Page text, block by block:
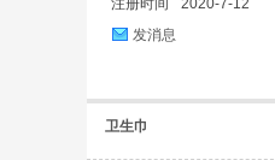
发消息
卫生巾